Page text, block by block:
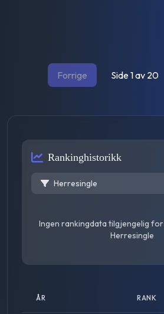
Forrige Side1av 20
Rankinghistorikk
Herresingle
Ingen rankingdata tilgjengelig for
Herresingle
ÅR RANK